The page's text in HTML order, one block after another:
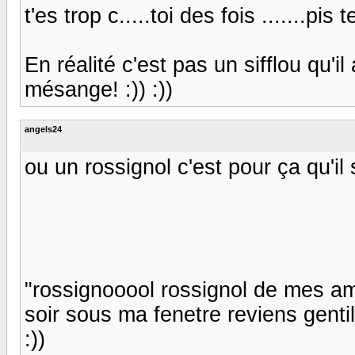
t'es trop c.....toi des fois .......pis
En réalité c'est pas un sifflou
mésange! :)) :))
angels24
ou un rossignol c'est pour ça
"rossignooool rossignol de mes
soir sous ma fenetre reviens
:))